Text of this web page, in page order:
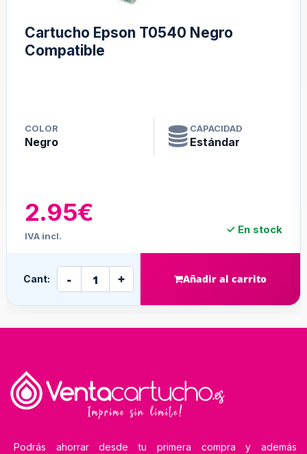
Cartucho Epson T0540 Negro
Compatible
COLOR
Negro
CAPACIDAD
Estándar
2.95€
IVA incl. ✓ En stock
Cant: - + Añadir al carrito
Podrás ahorrar desde tu primera compra y además